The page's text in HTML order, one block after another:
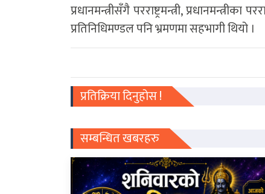
प्रधानमन्त्रीसँगै परराष्ट्रमन्त्री,
प्रतिनिधिमण्डल पनि भ्रमणमा सहभागी थियो ।
प्रतिक्रिया दिनुहोस !
सम्बन्धित खबरहरु